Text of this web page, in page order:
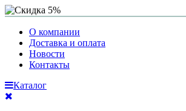
О компании
Доставка и оплата
Новости
Контакты
Каталог